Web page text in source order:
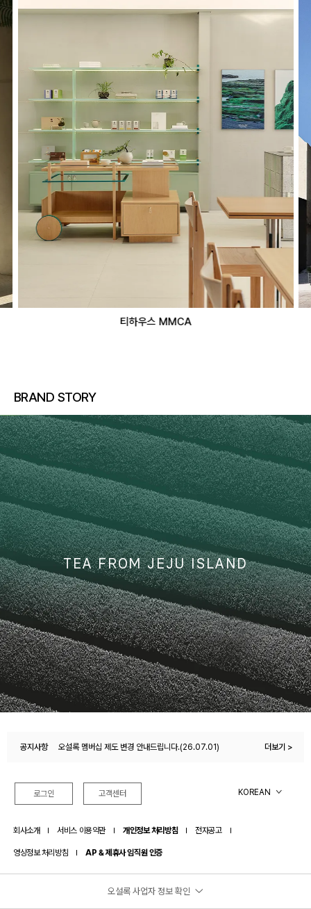
티하우스 MMCA
BRAND STORY
TEA FROM JEJU ISLAND
공지사항
오설록몰 이용약관 변경 안내(26.04.27)
더보기 >
로그인 고객센터 KOREAN
회사소개 서비스 이용약관 개인정보 처리방침 전자공고
영상정보 처리방침 AP & 제휴사 임직원 인증
오설록 사업자 정보 확인